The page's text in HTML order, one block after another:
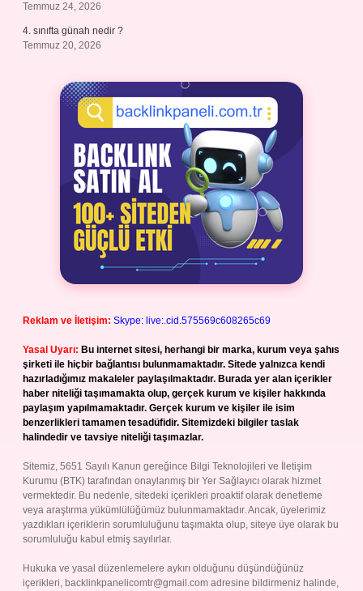
Temmuz 24, 2026
4. sınıfta günah nedir ?
Temmuz 20, 2026
Reklam ve İletişim: Skype: live:.cid.575569c608265c69
Yasal Uyarı: Bu internet sitesi, herhangi bir marka, kurum veya şahıs
şirketi ile hiçbir bağlantısı bulunmamaktadır. Sitede yalnızca kendi
hazırladığımız makaleler paylaşılmaktadır. Burada yer alan içerikler
haber niteliği taşımamakta olup, gerçek kurum ve kişiler hakkında
paylaşım yapılmamaktadır. Gerçek kurum ve kişiler ile isim
benzerlikleri tamamen tesadüfidir. Sitemizdeki bilgiler taslak
halindedir ve tavsiye niteliği taşımazlar.
Sitemiz, 5651 Sayılı Kanun gereğince Bilgi Teknolojileri ve İletişim
Kurumu (BTK) tarafından onaylanmış bir Yer Sağlayıcı olarak hizmet
vermektedir. Bu nedenle, sitedeki içerikleri proaktif olarak denetleme
veya araştırma yükümlülüğümüz bulunmamaktadır. Ancak, üyelerimiz
yazdıkları içeriklerin sorumluluğunu taşımakta olup, siteye üye olarak bu
sorumluluğu kabul etmiş sayılırlar.
Hukuka ve yasal düzenlemelere aykırı olduğunu düşündüğünüz
içerikleri, backlinkpanelicomtr@gmail.com adresine bildirmeniz halinde,